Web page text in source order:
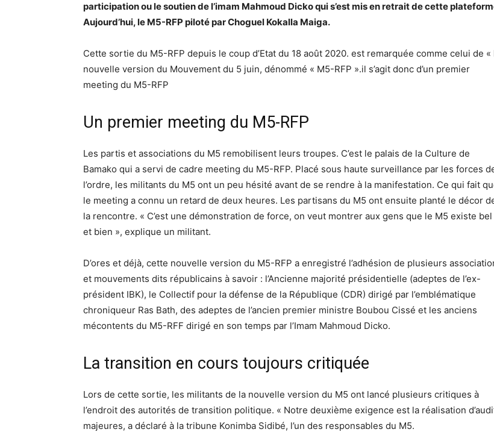
participation ou le soutien de l’imam Mahmoud Dicko qui s’est mis en retrait de cette
Aujourd’hui, le M5-RFP piloté par Choguel Kokalla Maiga.
Cette sortie du M5-RFP depuis le coup d’Etat du 18 août 2020. est remarquée comme celui de «
nouvelle version du Mouvement du 5 juin, dénommé « M5-RFP ».il s’agit donc d’un premier
meeting du M5-RFP
Un premier meeting du M5-RFP
Les partis et associations du M5 remobilisent leurs troupes. C’est le palais de la Culture de
Bamako qui a servi de cadre meeting du M5-RFP. Placé sous haute surveillance par les forces
l’ordre, les militants du M5 ont un peu hésité avant de se rendre à la manifestation. Ce qui fait
le meeting a connu un retard de deux heures. Les partisans du M5 ont ensuite planté le décor
la rencontre. « C’est une démonstration de force, on veut montrer aux gens que le M5 existe bel
et bien », explique un militant.
D’ores et déjà, cette nouvelle version du M5-RFP a enregistré l’adhésion de plusieurs
et mouvements dits républicains à savoir : l’Ancienne majorité présidentielle (adeptes de l’ex-
président IBK), le Collectif pour la défense de la République (CDR) dirigé par l’emblématique
chroniqueur Ras Bath, des adeptes de l’ancien premier ministre Boubou Cissé et les anciens
mécontents du M5-RFF dirigé en son temps par l’Imam Mahmoud Dicko.
La transition en cours toujours critiquée
Lors de cette sortie, les militants de la nouvelle version du M5 ont lancé plusieurs critiques à
l’endroit des autorités de transition politique. « Notre deuxième exigence est la réalisation
majeures, a déclaré à la tribune Konimba Sidibé, l’un des responsables du M5.